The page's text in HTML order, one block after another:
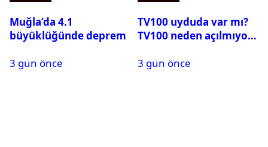
Muğla’da 4.1
büyüklüğünde deprem
3 gün önce
TV100 uyduda var mı?
TV100 neden açılmıyor?
3 gün önce